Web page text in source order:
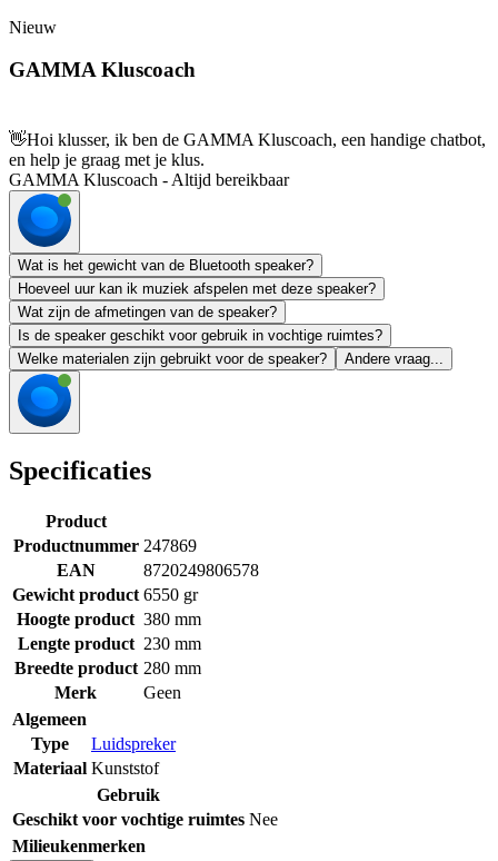
Nieuw
GAMMA Kluscoach
👋Hoi klusser, ik ben de GAMMA Kluscoach, een handige chatbot,
en help je graag met je klus.
GAMMA Kluscoach - Altijd bereikbaar
Wat is het gewicht van de Bluetooth speaker?
Hoeveel uur kan ik muziek afspelen met deze speaker?
Wat zijn de afmetingen van de speaker?
Is de speaker geschikt voor gebruik in vochtige ruimtes?
Welke materialen zijn gebruikt voor de speaker?
Andere vraag...
Specificaties
Product
Productnummer 247869
EAN
8720249806578
Gewicht product 6550 gr
Hoogte product 380 mm
Lengte product 230 mm
Breedte product 280 mm
Merk
Geen
Algemeen
Type
Luidspreker
Materiaal Kunststof
Gebruik
Geschikt voor vochtige ruimtes Nee
Milieukenmerken